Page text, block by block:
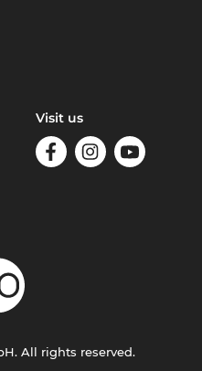
Visit us
All rights reserved.